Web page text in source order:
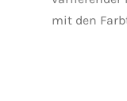
mit den